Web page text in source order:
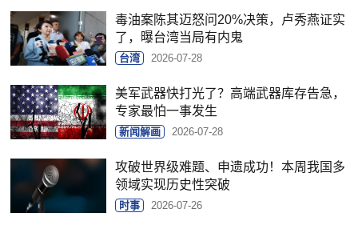
毒油案陈其迈怒问20%决策，卢秀燕证实
了，曝台湾当局有内鬼
台湾 2026-07-28
美军武器快打光了？高端武器库存告急，
专家最怕一事发生
新闻解画 2026-07-28
攻破世界级难题、申遗成功！本周我国多
领域实现历史性突破
时事 2026-07-26